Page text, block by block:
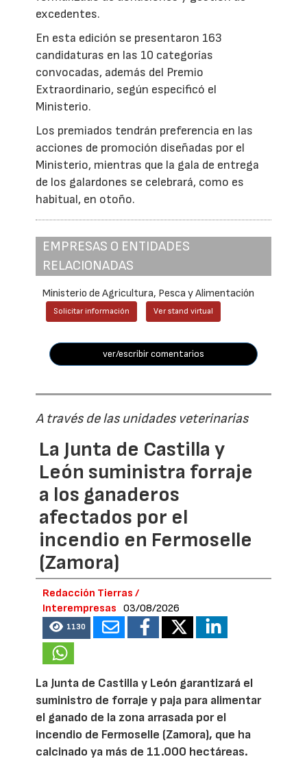
excedentes.
En esta edición se presentaron 163
candidaturas en las 10 categorías
convocadas, además del Premio
Extraordinario, según especificó el
Ministerio.
Los premiados tendrán preferencia en las
acciones de promoción diseñadas por el
Ministerio, mientras que la gala de entrega
de los galardones se celebrará, como es
habitual, en otoño.
EMPRESAS O ENTIDADES
RELACIONADAS
Ministerio de Agricultura, Pesca y Alimentación
Solicitar información Ver stand virtual
ver/escribir comentarios
A través de las unidades veterinarias
La Junta de Castilla y
León suministra forraje
a los ganaderos
afectados por el
incendio en Fermoselle
(Zamora)
Redacción Tierras /
Interempresas
03/08/2026
1130
La Junta de Castilla y León garantizará el
suministro de forraje y paja para alimentar
el ganado de la zona arrasada por el
incendio de Fermoselle (Zamora), que ha
calcinado ya más de 11.000 hectáreas.